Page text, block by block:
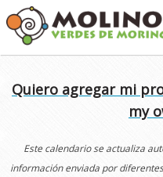
Skip
to
content
Quiero agregar mi
my
Este calendario se actualiza
información enviada por